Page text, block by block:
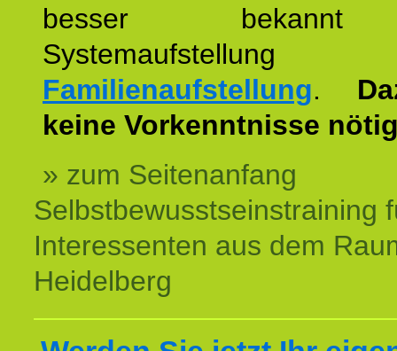
besser
Familienaufstellung.
keine Vorkenntnisse
» zum Seitenanfang
Selbstbewusstseinstraining
Interessenten aus dem
Heidelberg